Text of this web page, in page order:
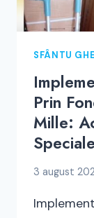
SFÂNTU
Prin
Mille:
3 august